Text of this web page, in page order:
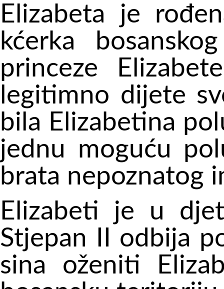
Elizabeta je
kćerka
princeze
legitimno dijete
bila Elizabetina
jednu moguću
brata nepoznatog
Elizabeti je u
Stjepan II odbija
sina oženiti